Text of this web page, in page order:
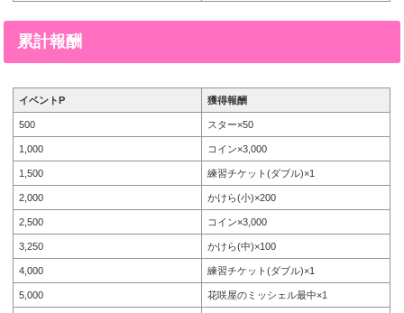
累計報酬
イベントP 獲得報酬
500 スター×50
1,000 コイン×3,000
1,500 練習チケット(ダブル)×1
2,000 かけら(小)×200
2,500 コイン×3,000
3,250 かけら(中)×100
4,000 練習チケット(ダブル)×1
5,000 花咲屋のミッシェル最中×1